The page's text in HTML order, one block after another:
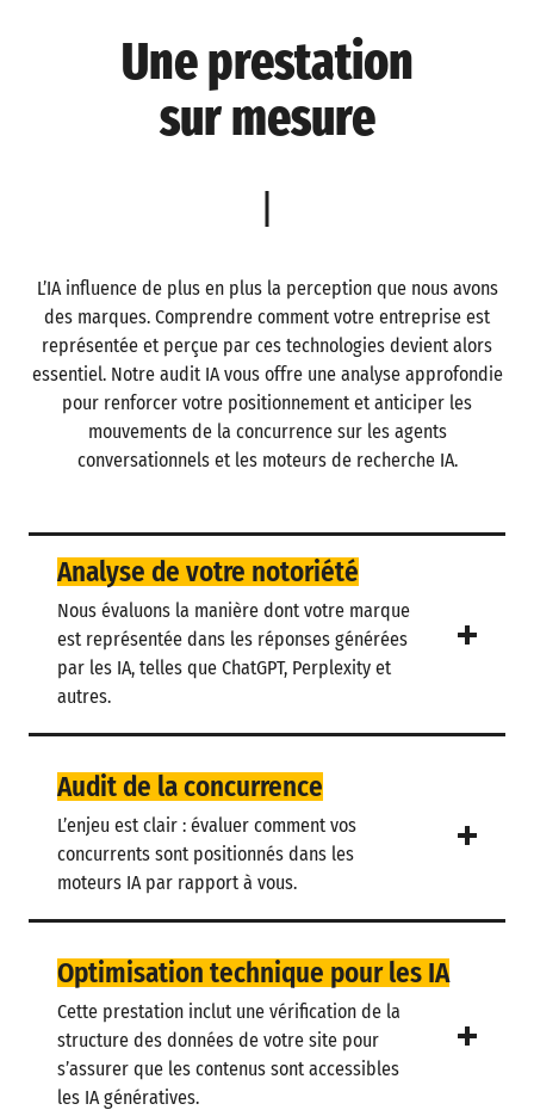
Une prestation
sur mesure
L’IA influence de plus en plus la perception que nous avons
des marques. Comprendre comment votre entreprise est
représentée et perçue par ces technologies devient alors
essentiel. Notre audit IA vous offre une analyse approfondie
pour renforcer votre positionnement et anticiper les
mouvements de la concurrence sur les agents
conversationnels et les moteurs de recherche IA.
Analyse de votre notoriété
Nous évaluons la manière dont votre marque
est représentée dans les réponses générées
par les IA, telles que ChatGPT, Perplexity et
autres.
Audit de la concurrence
L’enjeu est clair : évaluer comment vos
concurrents sont positionnés dans les
moteurs IA par rapport à vous.
Optimisation technique pour les IA
Cette prestation inclut une vérification de la
structure des données de votre site pour
s’assurer que les contenus sont accessibles
les IA génératives.